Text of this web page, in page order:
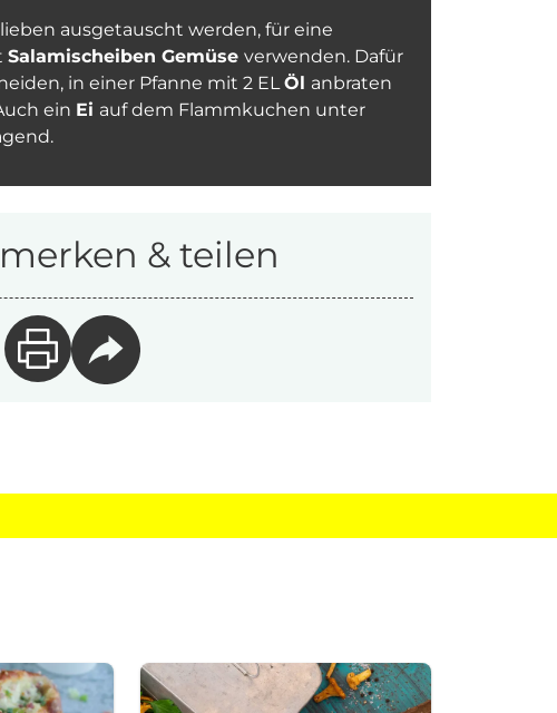
ausgetauscht werden, für eine
Salamischeiben Gemüse verwenden. Dafür
in einer Pfanne mit 2 ELÖl anbraten
ein Ei auf dem Flammkuchen unter
& teilen